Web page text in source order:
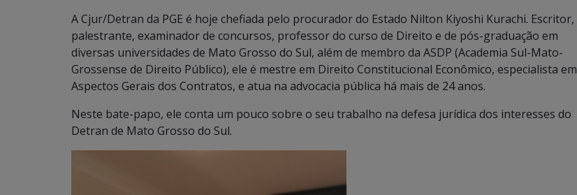
A Cjur/Detran da PGE é hoje chefiada pelo procurador do Estado Nilton Kiyoshi Kurachi. Escritor,
palestrante, examinador de concursos, professor do curso de Direito e de pós-graduação em
diversas universidades de Mato Grosso do Sul, além de membro da ASDP (Academia Sul-Mato-
Grossense de Direito Público), ele é mestre em Direito Constitucional Econômico, especialista em
Aspectos Gerais dos Contratos, e atua na advocacia pública há mais de 24 anos.
Neste bate-papo, ele conta um pouco sobre o seu trabalho na defesa jurídica dos interesses do
Detran de Mato Grosso do Sul.